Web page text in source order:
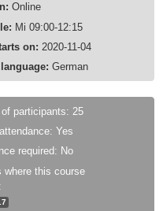
Online
Mi 09:00-12:15
on: 2020-11-04
German
of participants: 25
attendance: Yes
required: No
where this course